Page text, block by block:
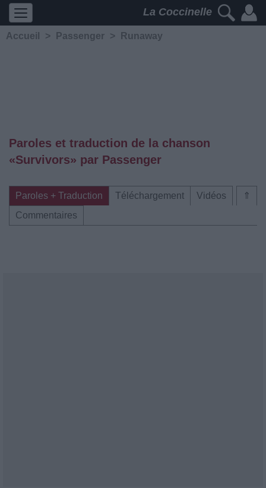
La Coccinelle
Accueil > Passenger > Runaway
Paroles et traduction de la chanson
«Survivors» par Passenger
⇑
Paroles + Traduction Téléchargement
Vidéos
Commentaires